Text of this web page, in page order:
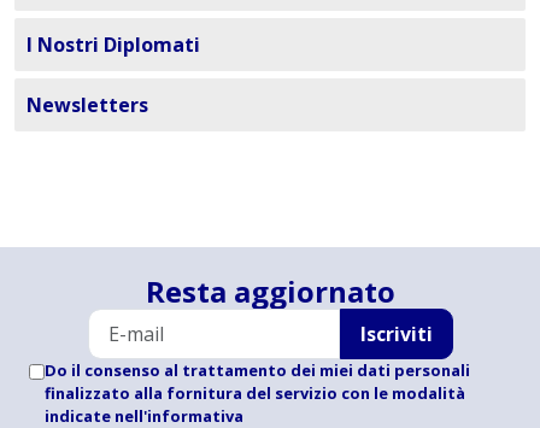
I Nostri Diplomati
Newsletters
Resta aggiornato
Iscriviti
Do il consenso al trattamento dei miei dati personali
finalizzato alla fornitura del servizio con le modalità
indicate nell'informativa